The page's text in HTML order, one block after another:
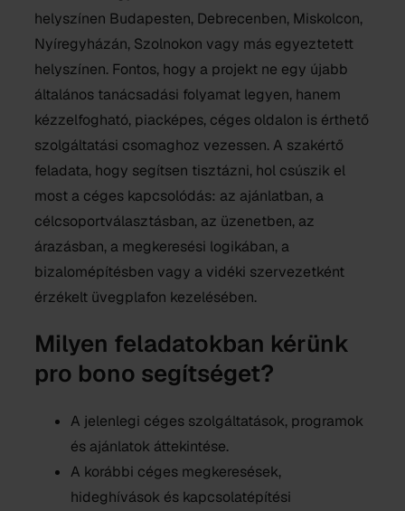
helyszínen Budapesten, Debrecenben, Miskolcon,
Nyíregyházán, Szolnokon vagy más egyeztetett
helyszínen. Fontos, hogy a projekt ne egy újabb
általános tanácsadási folyamat legyen, hanem
kézzelfogható, piacképes, céges oldalon is érthető
szolgáltatási csomaghoz vezessen. A szakértő
feladata, hogy segítsen tisztázni, hol csúszik el
most a céges kapcsolódás: az ajánlatban, a
célcsoportválasztásban, az üzenetben, az
árazásban, a megkeresési logikában, a
bizalomépítésben vagy a vidéki szervezetként
érzékelt üvegplafon kezelésében.
Milyen feladatokban kérünk
pro bono segítséget?
A jelenlegi céges szolgáltatások, programok
és ajánlatok áttekintése.
A korábbi céges megkeresések,
hideghívások és kapcsolatépítési